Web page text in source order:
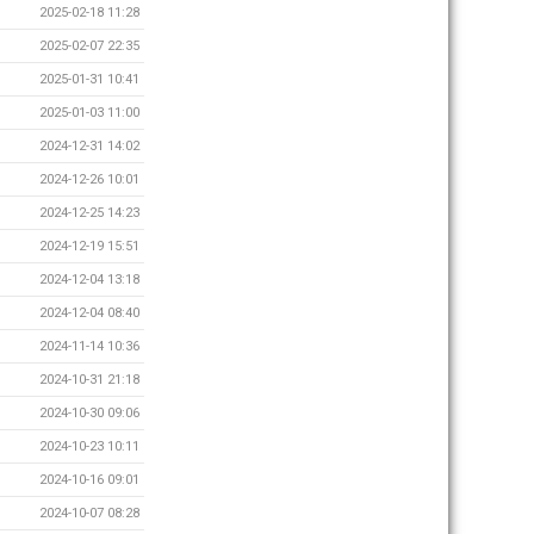
2025-02-18 11:28
2025-02-07 22:35
2025-01-31 10:41
2025-01-03 11:00
2024-12-31 14:02
2024-12-26 10:01
2024-12-25 14:23
2024-12-19 15:51
2024-12-04 13:18
2024-12-04 08:40
2024-11-14 10:36
2024-10-31 21:18
2024-10-30 09:06
2024-10-23 10:11
2024-10-16 09:01
2024-10-07 08:28